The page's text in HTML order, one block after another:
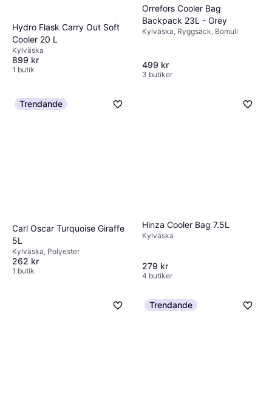
Hydro Flask Carry Out Soft
Cooler 20 L
Kylväska
899 kr
1 butik
Orrefors Cooler Bag
Backpack 23L - Grey
Kylväska, Ryggsäck, Bomull
499 kr
3 butiker
Trendande
Carl Oscar Turquoise Giraffe
5L
Kylväska, Polyester
262 kr
1 butik
Hinza Cooler Bag 7.5L
Kylväska
279 kr
4 butiker
Trendande